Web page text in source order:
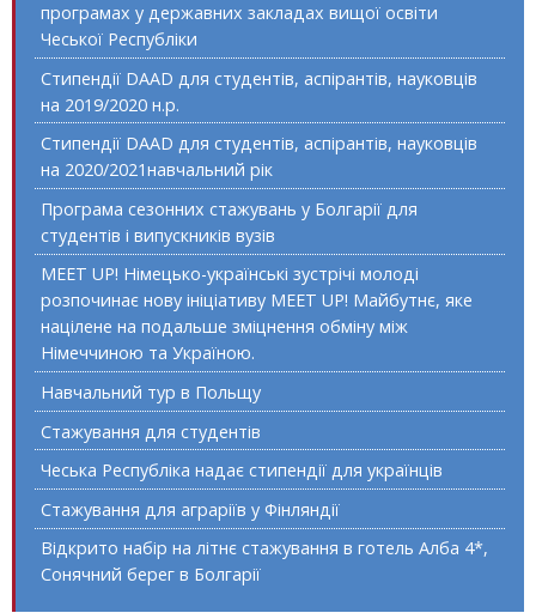
програмах у державних закладах вищої освіти
Чеської Республіки
Стипендії DAAD для студентів, аспірантів, науковців
на 2019/2020 н.р.
Стипендії DAAD для студентів, аспірантів, науковців
на 2020/2021навчальний рік
Програма сезонних стажувань у Болгарії для
студентів і випускників вузів
MEET UP! Німецько-українські зустрічі молоді
розпочинає нову ініціативу MEET UP! Майбутнє, яке
націлене на подальше зміцнення обміну між
Німеччиною та Україною.
Навчальний тур в Польщу
Стажування для студентів
Чеська Республіка надає стипендії для українців
Стажування для аграріїв у Фінляндії
Відкрито набір на літнє стажування в готель Алба 4*,
Сонячний берег в Болгарії